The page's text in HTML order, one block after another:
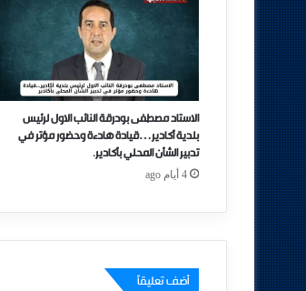
الاستاد مصطفى بودرقة النائب الاول لرئيس
بلدية أكادير…قيادة هادءة وحضور مؤتر في
تدبير الشأن المحلي بأكادير.
4 أيام ago
أضف تعليقاً